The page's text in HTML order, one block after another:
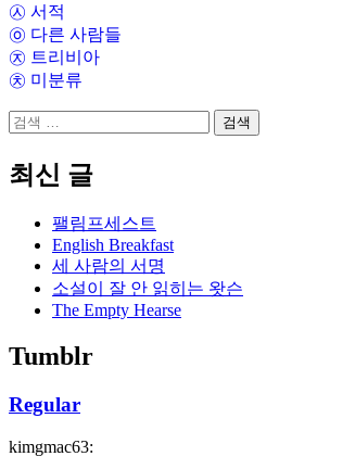
㉦ 서적
㉧ 다른 사람들
㉨ 트리비아
㉩ 미분류
검
최신 글
팰림프세스트
English Breakfast
세 사람의 서명
소설이 잘 안 읽히는 왓슨
The Empty Hearse
Tumblr
Regular
kimgmac63: